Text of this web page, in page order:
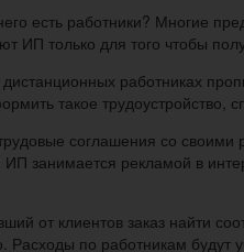
есть работники? Многие
ИП только для того чтобы
дистанционных работниках
такое трудоустройство,
соглашения со
занимается рекламой в
от клиентов заказ найти
Расходы по работникам будут